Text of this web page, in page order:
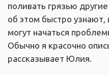
поливать грязью
об этом быстро узнают,
могут начаться
Обычно я красочно
рассказывает Юлия.